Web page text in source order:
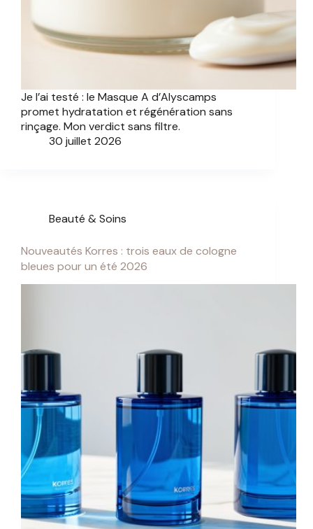
Je l’ai testé : le Masque A d’Alyscamps
promet hydratation et régénération sans
rinçage. Mon verdict sans filtre.
30 juillet 2026
Beauté & Soins
Nouveautés Korres : trois eaux de cologne
bleues pour un été 2026